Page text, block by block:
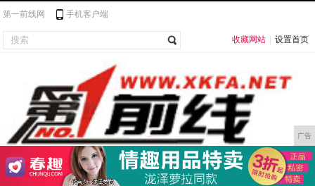
第一前线网 手机客户端
收藏网站 设置首页
广告